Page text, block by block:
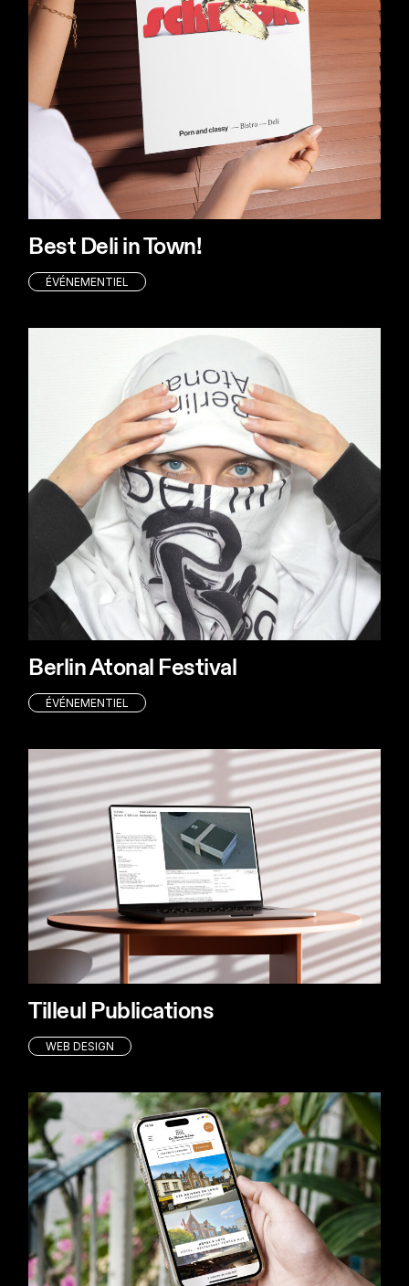
Best Deli in Town!
ÉVÉNEMENTIEL
Berlin Atonal Festival
ÉVÉNEMENTIEL
Tilleul Publications
WEB DESIGN